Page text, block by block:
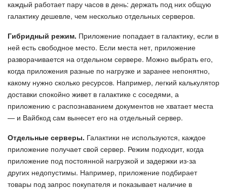
Настройки
Виджет сотрудника
Телефония
Филиальная сеть
Приложение Битрикс24
Общие вопросы
Битрикс24 в коробке
каждый работает пару часов в день: держать под них общую
галактику дешевле, чем несколько отдельных серверов.
Гибридный режим. Приложение попадает в галактику, если в
ней есть свободное место. Если места нет, приложение
разворачивается на отдельном сервере. Можно выбрать его,
когда приложения разные по нагрузке и заранее непонятно,
какому нужно сколько ресурсов. Например, легкий калькулятор
доставки спокойно живет в галактике с соседями, а
приложению с распознаванием документов не хватает места
— и Вайбкод сам вынесет его на отдельный сервер.
Отдельные серверы. Галактики не используются, каждое
приложение получает свой сервер. Режим подходит, когда
приложение под постоянной нагрузкой и задержки из-за
других недопустимы. Например, приложение подбирает
товары под запрос покупателя и показывает наличие в